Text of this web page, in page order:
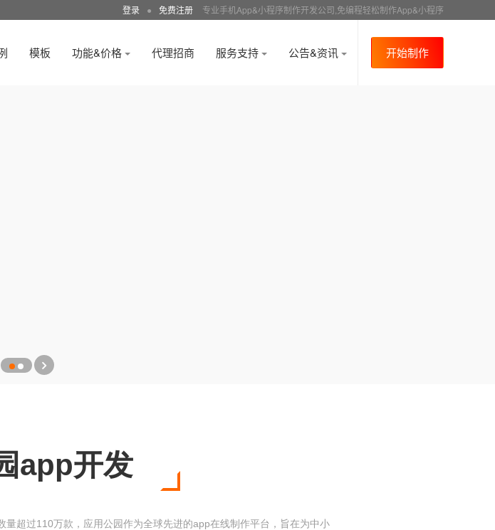
登录 ● 免费注册 专业手机App&小程序制作开发公司,免编程轻松制作App&小程序
模板 功能&价格 代理招商 服务支持 公告&资讯 开始制作
app开发
超过110万款，应用公园作为全球先进的app在线制作平台，旨在为中小